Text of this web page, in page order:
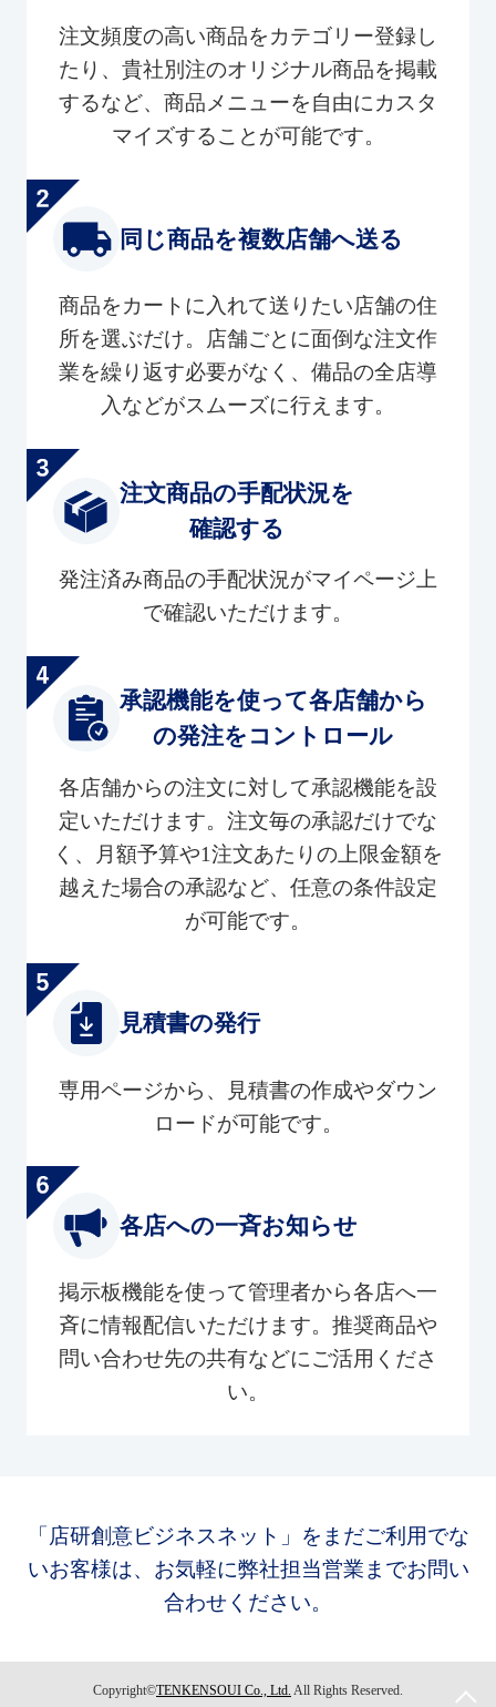
注文頻度の高い商品をカテゴリー登録し
たり、貴社別注のオリジナル商品を掲載
するなど、商品メニューを自由にカスタ
マイズすることが可能です。
同じ商品を複数店舗へ送る
商品をカートに入れて送りたい店舗の住
所を選ぶだけ。店舗ごとに面倒な注文作
業を繰り返す必要がなく、備品の全店導
入などがスムーズに行えます。
注文商品の手配状況を
確認する
発注済み商品の手配状況がマイページ上
で確認いただけます。
承認機能を使って各店舗から
の発注をコントロール
各店舗からの注文に対して承認機能を設
定いただけます。注文毎の承認だけでな
く、月額予算や1注文あたりの上限金額を
越えた場合の承認など、任意の条件設定
が可能です。
見積書の発行
専用ページから、見積書の作成やダウン
ロードが可能です。
各店への一斉お知らせ
掲示板機能を使って管理者から各店へ一
斉に情報配信いただけます。推奨商品や
問い合わせ先の共有などにご活用くださ
い。
「店研創意ビジネスネット」をまだご利用でな
いお客様は、お気軽に弊社担当営業までお問い
合わせください。
Copyright©TENKENSOUI Co., Ltd. All Rights Reserved.